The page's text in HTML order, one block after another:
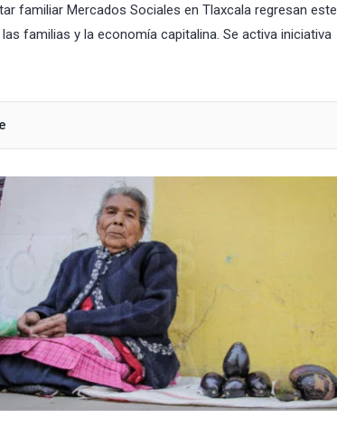
familiar Mercados Sociales en Tlaxcala regresan este
familias y la economía capitalina. Se activa iniciativa